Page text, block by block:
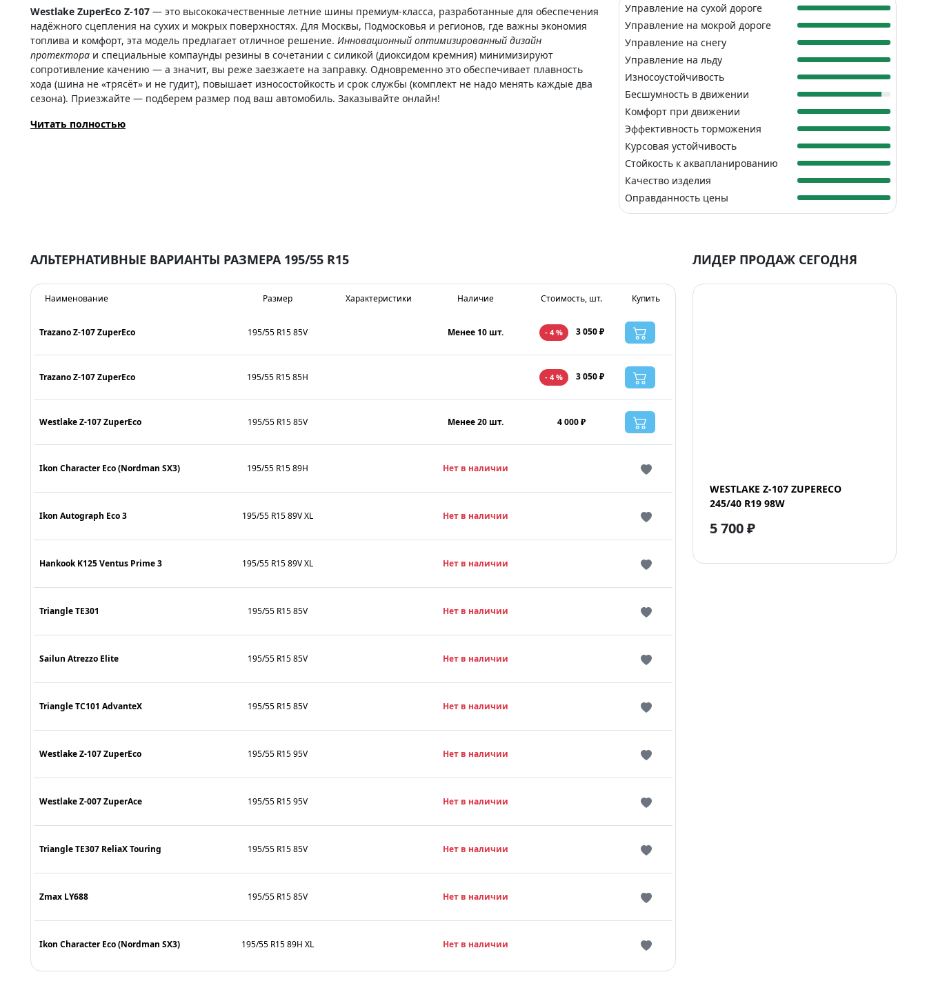
Westlake ZuperEco Z-107 — это высококачественные летние шины премиум-класса, разработанные для обеспечения
надёжного сцепления на сухих и мокрых поверхностях. Для Москвы, Подмосковья и регионов, где важны экономия
топлива и комфорт, эта модель предлагает отличное решение. Инновационный оптимизированный дизайн
протектора и специальные компаунды резины в сочетании с силикой (диоксидом кремния) минимизируют
сопротивление качению — а значит, вы реже заезжаете на заправку. Одновременно это обеспечивает плавность
хода (шина не «трясёт» и не гудит), повышает износостойкость и срок службы (комплект не надо менять каждые два
сезона). Приезжайте — подберем размер под ваш автомобиль. Заказывайте онлайн!
Читать полностью
Управление на сухой дороге
Управление на мокрой дороге
Управление на снегу
Управление на льду
Износоустойчивость
Бесшумность в движении
Комфорт при движении
Эффективность торможения
Курсовая устойчивость
Стойкость к аквапланированию
Качество изделия
Оправданность цены
АЛЬТЕРНАТИВНЫЕ ВАРИАНТЫ РАЗМЕРА 195/55 R15
Наименование Размер Характеристики Наличие Стоимость, шт. Купить
Trazano Z-107 ZuperEco 195/55 R15 85V Менее 10 шт. - 4 % 3 050 ₽
Trazano Z-107 ZuperEco 195/55 R15 85H - 4 % 3 050 ₽
Westlake Z-107 ZuperEco 195/55 R15 85V Менее 20 шт. 4 000 ₽
Ikon Character Eco (Nordman SX3) 195/55 R15 89H Нет в наличии
Ikon Autograph Eco 3 195/55 R15 89V XL Нет в наличии
Hankook K125 Ventus Prime 3 195/55 R15 89V XL Нет в наличии
Triangle TE301 195/55 R15 85V Нет в наличии
Sailun Atrezzo Elite 195/55 R15 85V Нет в наличии
Triangle TC101 AdvanteX 195/55 R15 85V Нет в наличии
Westlake Z-107 ZuperEco 195/55 R15 95V Нет в наличии
Westlake Z-007 ZuperAce 195/55 R15 95V Нет в наличии
Triangle TE307 ReliaX Touring 195/55 R15 85V Нет в наличии
Zmax LY688 195/55 R15 85V Нет в наличии
Ikon Character Eco (Nordman SX3) 195/55 R15 89H XL Нет в наличии
ЛИДЕР ПРОДАЖ СЕГОДНЯ
WESTLAKE Z-107 ZUPERECO
245/40 R19 98W
5 700 ₽